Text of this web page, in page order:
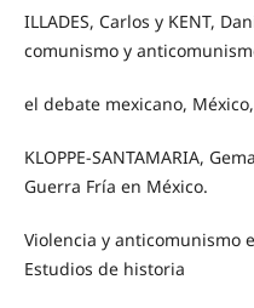
ILLADES, Carlos y KENT,
comunismo y
el debate mexicano,
KLOPPE-SANTAMARIA,
Guerra Fría en México.
Violencia y anticomunismo
Estudios de historia